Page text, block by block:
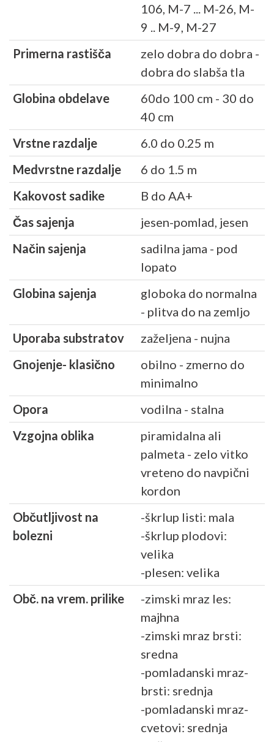
106, M-7 ... M-26, M-
9 .. M-9, M-27
Primerna rastišča
zelo dobra do dobra -
dobra do slabša tla
Globina obdelave
60do 100 cm - 30 do
40 cm
Vrstne razdalje
6.0 do 0.25 m
Medvrstne razdalje
6 do 1.5 m
Kakovost sadike
B do AA+
Čas sajenja
jesen-pomlad, jesen
Način sajenja
sadilna jama - pod
lopato
Globina sajenja
globoka do normalna
- plitva do na zemljo
Uporaba substratov
zaželjena - nujna
Gnojenje- klasično
obilno - zmerno do
minimalno
Opora
vodilna - stalna
Vzgojna oblika
piramidalna ali
palmeta - zelo vitko
vreteno do navpični
kordon
Občutljivost na
bolezni
-škrlup listi: mala
-škrlup plodovi:
velika
-plesen: velika
Obč. na vrem. prilike
-zimski mraz les:
majhna
-zimski mraz brsti:
sredna
-pomladanski mraz-
brsti: srednja
-pomladanski mraz-
cvetovi: srednja